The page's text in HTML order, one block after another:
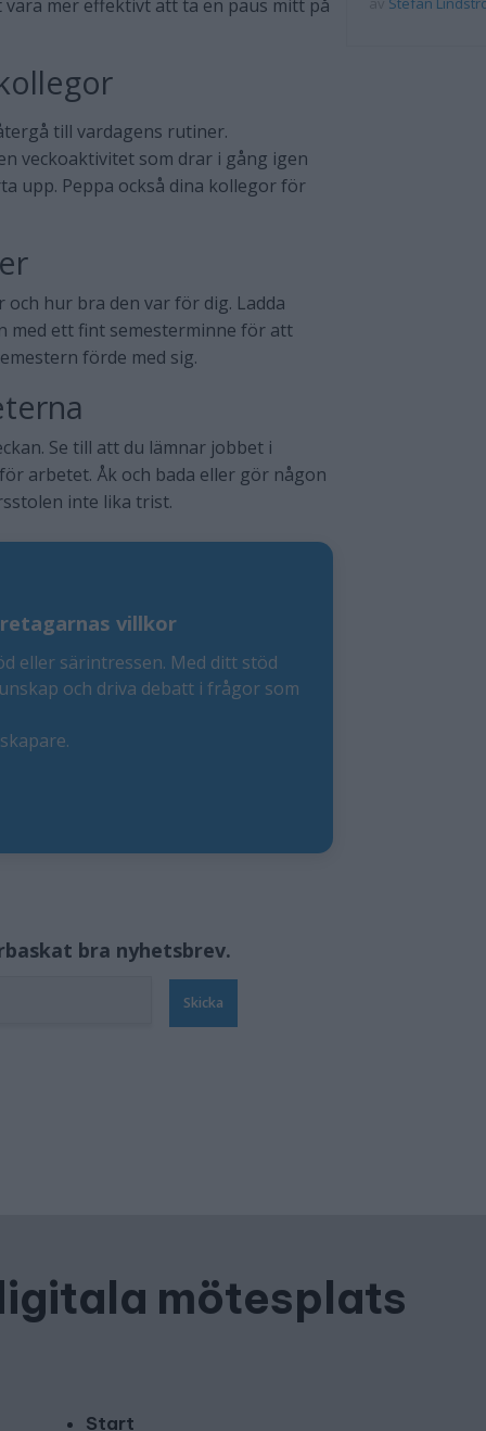
mer effektivt att ta en paus mitt på
till vardagens rutiner.
veckoaktivitet som drar i gång igen
upp. Peppa också dina kollegor för
hur bra den var för dig. Ladda
med ett fint semesterminne för att
förde med sig.
Se till att du lämnar jobbet i
arbetet. Åk och bada eller gör någon
inte lika trist.
villkor
eller särintressen. Med ditt stöd
och driva debatt i frågor som
bra nyhetsbrev.
Skicka
mötesplats
Start